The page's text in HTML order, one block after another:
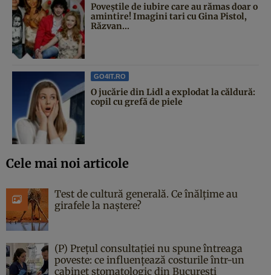
Poveştile de iubire care au rămas doar o
amintire! Imagini tari cu Gina Pistol,
Răzvan...
GO4IT.RO
O jucărie din Lidl a explodat la căldură:
copil cu grefă de piele
Cele mai noi articole
Test de cultură generală. Ce înălțime au
girafele la naștere?
(P) Prețul consultației nu spune întreaga
poveste: ce influențează costurile într-un
cabinet stomatologic din București